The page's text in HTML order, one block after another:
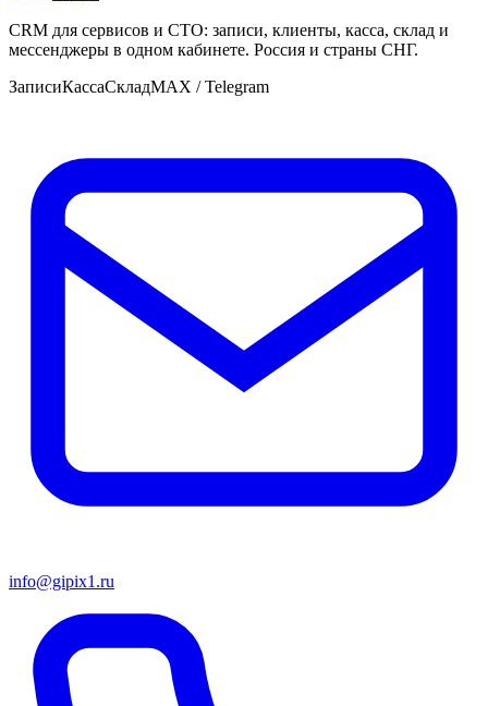
CRM для сервисов и СТО: записи, клиенты, касса, склад и
мессенджеры в одном кабинете. Россия и страны СНГ.
ЗаписиКассаСкладMAX / Telegram
info@gipix1.ru